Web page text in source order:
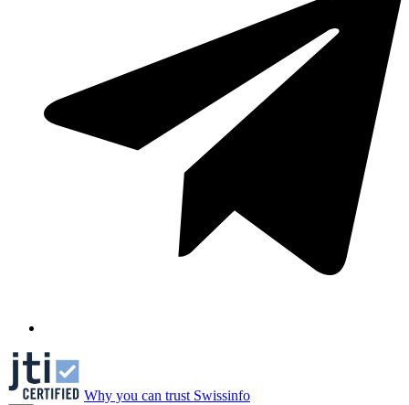
Why you can trust Swissinfo